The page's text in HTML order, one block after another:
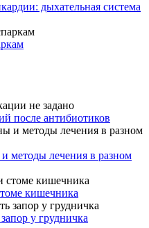
дыхательная система
после антибиотиков
методы лечения в разном
кишечника
у грудничка